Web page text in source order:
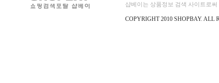
샵베이는 상품정보 검색 사이트로
COPYRIGHT 2010 SHOPBAY. ALL